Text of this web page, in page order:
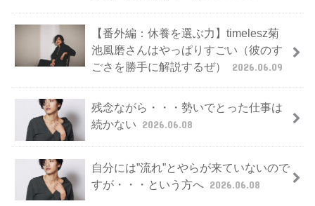
【番外編：休養を選ぶ力】timelesz菊
池風磨さんはやっぱりすごい（彼のす
ごさを勝手に解説するぜ）
2026.06.09
残念ながら・・・勢いでとった仕事は
続かない 2026.06.08
自分には”流れ”とやらが来ていないので
すが・・・という方へ 2026.06.08